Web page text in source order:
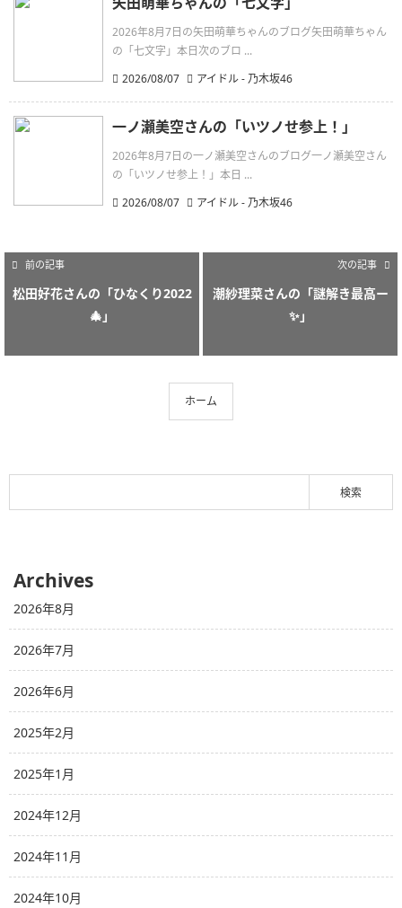
2026年8月7日の矢田萌華ちゃんのブログ矢田萌華ちゃん
の「七文字」本日次のブロ ...
2026/08/07
アイドル - 乃木坂46
一ノ瀬美空さんの「いツノせ参上！」
2026年8月7日の一ノ瀬美空さんのブログ一ノ瀬美空さん
の「いツノせ参上！」本日 ...
2026/08/07
アイドル - 乃木坂46
前の記事
松田好花さんの「ひなくり2022
🎄」
次の記事
潮紗理菜さんの「謎解き最高ー
✨」
ホーム
Archives
2026年8月
2026年7月
2026年6月
2025年2月
2025年1月
2024年12月
2024年11月
2024年10月